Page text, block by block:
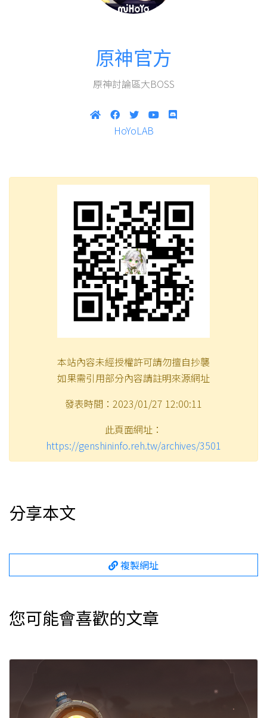
原神官方
原神討論區大BOSS
HoYoLAB
本站內容未經授權許可請勿擅自抄襲
如果需引用部分內容請註明來源網址
發表時間：2023/01/27 12:00:11
此頁面網址：
https://genshininfo.reh.tw/archives/3501
分享本文
複製網址
您可能會喜歡的文章